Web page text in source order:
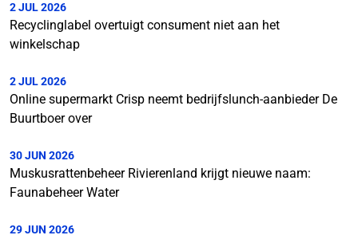
2 JUL 2026
Recyclinglabel overtuigt consument niet aan het
winkelschap
2 JUL 2026
Online supermarkt Crisp neemt bedrijfslunch-aanbieder De
Buurtboer over
30 JUN 2026
Muskusrattenbeheer Rivierenland krijgt nieuwe naam:
Faunabeheer Water
29 JUN 2026